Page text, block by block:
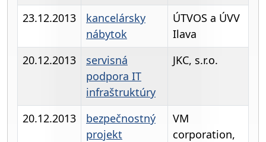
23.12.2013
kancelársky
nábytok
ÚTVOS a ÚVV
Ilava
20.12.2013
servisná
podpora IT
infraštruktúry
JKC, s.r.o.
20.12.2013
bezpečnostný
projekt
VM
corporation,